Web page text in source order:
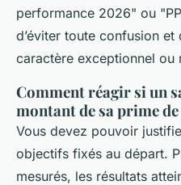
performance 2026" ou
d’éviter toute confusion
caractère exceptionnel ou
Comment réagir si un
montant de sa prime
Vous devez pouvoir
objectifs fixés au départ.
mesurés, les résultats